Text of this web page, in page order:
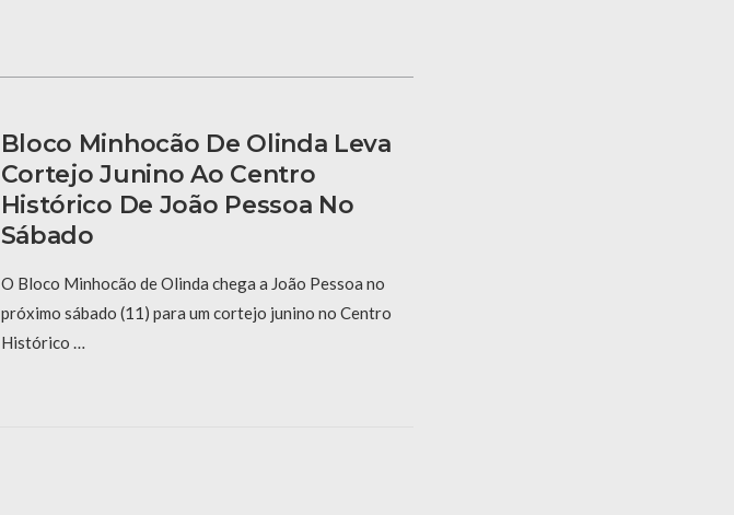
Bloco Minhocão De Olinda Leva
Cortejo Junino Ao Centro
Histórico De João Pessoa No
Sábado
O Bloco Minhocão de Olinda chega a João Pessoa no
próximo sábado (11) para um cortejo junino no Centro
Histórico …